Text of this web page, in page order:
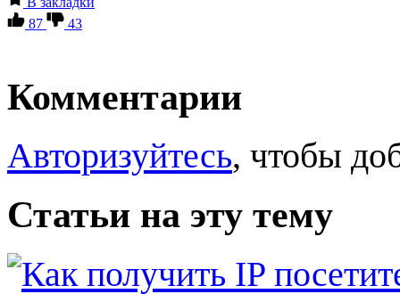
87
43
Комментарии
Авторизуйтесь, чтобы
Статьи на эту тему